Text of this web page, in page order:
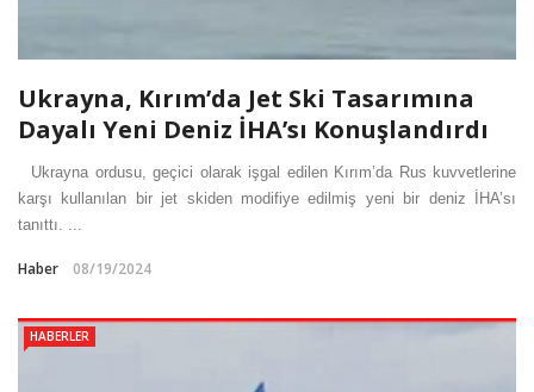
Ukrayna, Kırım’da Jet Ski Tasarımına
Dayalı Yeni Deniz İHA’sı Konuşlandırdı
Ukrayna ordusu, geçici olarak işgal edilen Kırım’da Rus kuvvetlerine
karşı kullanılan bir jet skiden modifiye edilmiş yeni bir deniz İHA’sı
tanıttı. ...
Haber 08/19/2024
HABERLER